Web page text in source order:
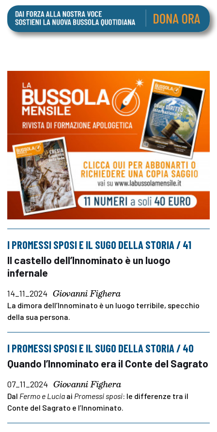
I PROMESSI SPOSI E IL SUGO DELLA STORIA / 41
Il castello dell’Innominato è un luogo
infernale
14_11_2024 Giovanni Fighera
La dimora dell’Innominato è un luogo terribile, specchio
della sua persona.
I PROMESSI SPOSI E IL SUGO DELLA STORIA / 40
Quando l’Innominato era il Conte del Sagrato
07_11_2024 Giovanni Fighera
Dal Fermo e Lucia ai Promessi sposi: le differenze tra il
Conte del Sagrato e l’Innominato.